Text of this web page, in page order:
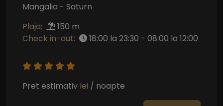
Mangalia - Saturn
Plaja:
150 m
Check in-out:
18:00 la 23:30 - 08:00 la 12:00
Pret estimativ lei / noapte